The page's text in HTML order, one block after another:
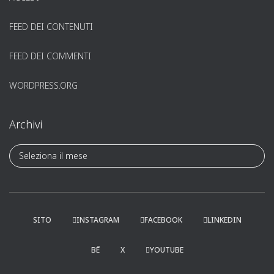
FEED DEI CONTENUTI
FEED DEI COMMENTI
WORDPRESS.ORG
Archivi
A
r
h
SITO INSTAGRAM FACEBOOK LINKEDIN
BĒ X YOUTUBE